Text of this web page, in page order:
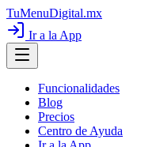
TuMenuDigital.mx
Ir a la App
Funcionalidades
Blog
Precios
Centro de Ayuda